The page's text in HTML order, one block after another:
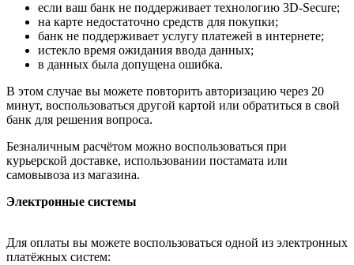
если ваш банк не поддерживает технологию 3D-Secure;
на карте недостаточно средств для покупки;
банк не поддерживает услугу платежей в интернете;
истекло время ожидания ввода данных;
в данных была допущена ошибка.
В этом случае вы можете повторить авторизацию через 20
минут, воспользоваться другой картой или обратиться в свой
банк для решения вопроса.
Безналичным расчётом можно воспользоваться при
курьерской доставке, использовании постамата или
самовывоза из магазина.
Электронные системы
Для оплаты вы можете воспользоваться одной из электронных
платёжных систем: